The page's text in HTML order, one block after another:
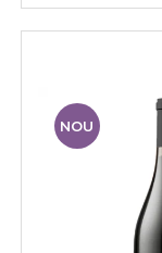
NOU